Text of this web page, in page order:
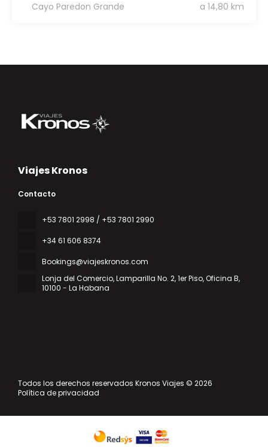
Cayo Paredon Grande
a 14,80 km
Viajes Kronos
Contacto
‎+53 7801 2998 / +53 7801 2990
+34 61 606 8374
Bookings@viajeskronos.com
Lonja del Comercio, Lamparilla No. 2, 1er Piso, Oficina B,
10100 - La Habana
Todos los derechos reservados Kronos Viajes © 2026
Política de privacidad